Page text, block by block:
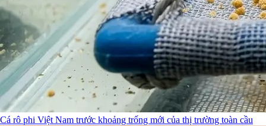
Cá rô phi Việt Nam trước khoảng trống mới của thị trường toàn cầu